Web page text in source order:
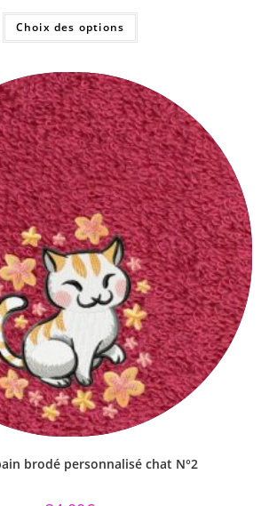
Choix des options
brodé personnalisé chat N°2